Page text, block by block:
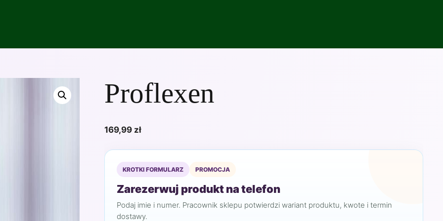
Proflexen
169,99 zł
KROTKI FORMULARZ PROMOCJA
Zarezerwuj produkt na telefon
Podaj imie i numer. Pracownik sklepu potwierdzi wariant produktu, kwote i termin
dostawy.